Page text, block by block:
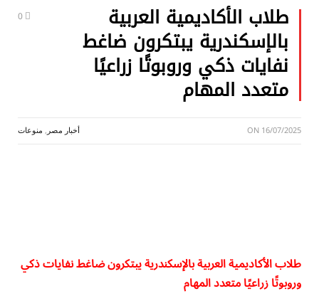
طلاب الأكاديمية العربية
بالإسكندرية يبتكرون ضاغط
نفايات ذكي وروبوتًا زراعيًا
متعدد المهام
ON16/07/2025 أخبار مصر,منوعات
طلاب الأكاديمية العربية بالإسكندرية يبتكرون ضاغط نفايات ذكي
وروبوتًا زراعيًا متعدد المهام